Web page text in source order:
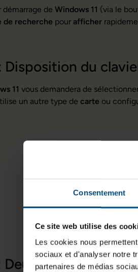
Consentement
Ce site web utilise des
Les cookies nous
sociaux et d'analyser notre
partenaires de médias
démarrage de Windows 11 (via le
de recherche pour afficher
Disposition du
11 vous demandera de
un autre type de carte ou
Deuxième